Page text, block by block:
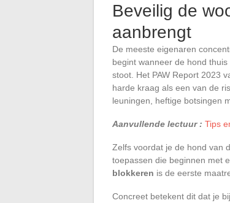
Beveilig de
aanbrengt
De meeste eigenaren
begint wanneer de hond
stoot. Het PAW Report 2023
harde kraag als een van de
leuningen, heftige botsingen
Aanvullende lectuur : Tips
Zelfs voordat je de hond van
toepassen die beginnen met
blokkeren is de eerste
Concreet betekent dit dat je